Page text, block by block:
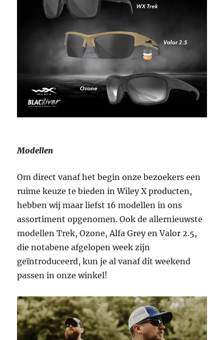
Modellen
Om direct vanaf het begin onze bezoekers een
ruime keuze te bieden in Wiley X producten,
hebben wij maar liefst 16 modellen in ons
assortiment opgenomen. Ook de allernieuwste
modellen Trek, Ozone, Alfa Grey en Valor 2.5,
die notabene afgelopen week zijn
geïntroduceerd, kun je al vanaf dít weekend
passen in onze winkel!